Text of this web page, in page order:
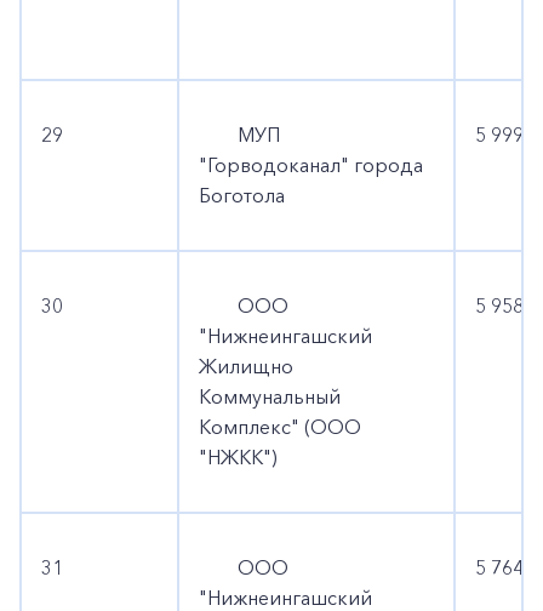
29
МУП
"Горводоканал" города
Боготола
5 999
30
ООО
"Нижнеингашский
Жилищно
Коммунальный
Комплекс" (ООО
"НЖКК")
5 958
31
ООО
"Нижнеингашский
5 764